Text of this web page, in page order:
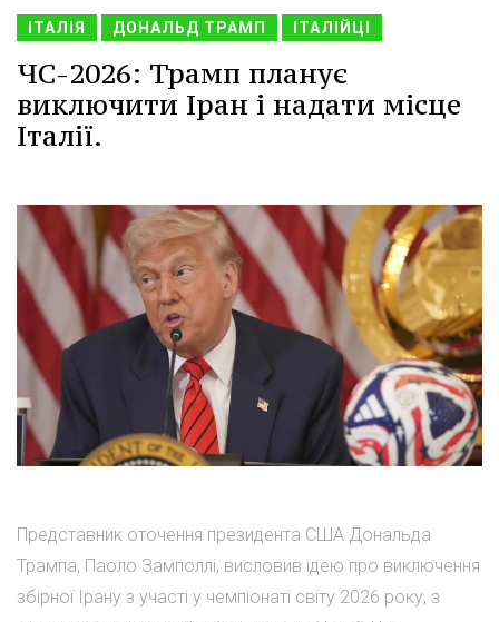
ІТАЛІЯ ДОНАЛЬД ТРАМП ІТАЛІЙЦІ
ЧС-2026: Трамп планує
виключити Іран і надати місце
Італії.
Представник оточення президента США Дональда
Трампа, Паоло Замполлі, висловив ідею про виключення
збірної Ірану з участі у чемпіонаті світу 2026 року, з